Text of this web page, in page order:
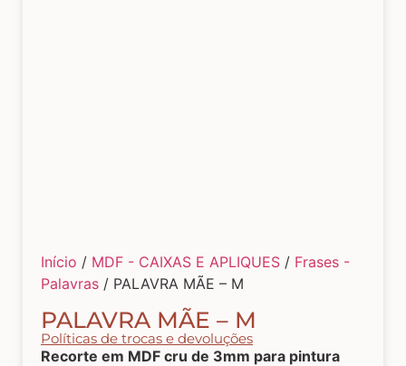
Tecidos Estampados e Florais
Tecidos Estampas de Cozinha
Início / MDF - CAIXAS E APLIQUES / Frases -
Palavras / PALAVRA MÃE – M
PALAVRA MÃE – M
Políticas de trocas e devoluções
Recorte em MDF cru de 3mm para pintura